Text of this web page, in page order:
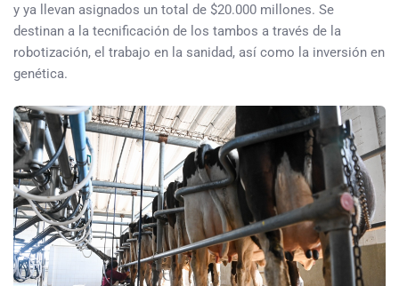
y ya llevan asignados un total de $20.000 millones. Se
destinan a la tecnificación de los tambos a través de la
robotización, el trabajo en la sanidad, así como la inversión en
genética.